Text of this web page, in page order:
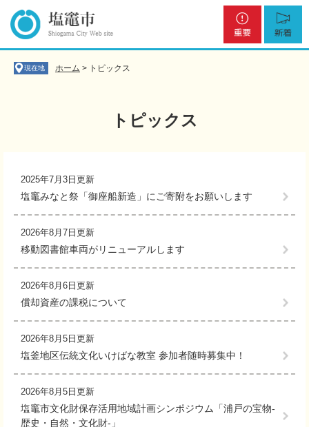
の
ー
現在地 ホーム > トピックス
トピックス
2025年7月3日更新
塩竈みなと祭「御座船新造」にご寄附をお願いします
2026年8月7日更新
移動図書館車両がリニューアルします
2026年8月6日更新
償却資産の課税について
2026年8月5日更新
塩釜地区伝統文化いけばな教室 参加者随時募集中！
2026年8月5日更新
塩竈市文化財保存活用地域計画シンポジウム「浦戸の宝物-
歴史・自然・文化財-」